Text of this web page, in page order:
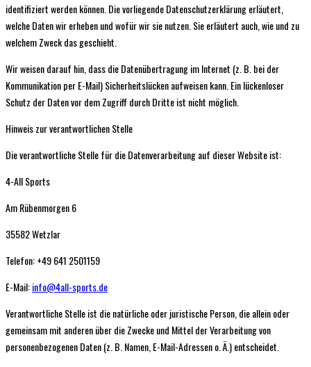
identifiziert werden können. Die vorliegende Datenschutzerklärung erläutert,
welche Daten wir erheben und wofür wir sie nutzen. Sie erläutert auch, wie und zu
welchem Zweck das geschieht.
Wir weisen darauf hin, dass die Datenübertragung im Internet (z. B. bei der
Kommunikation per E-Mail) Sicherheitslücken aufweisen kann. Ein lückenloser
Schutz der Daten vor dem Zugriff durch Dritte ist nicht möglich.
Hinweis zur verantwortlichen Stelle
Die verantwortliche Stelle für die Datenverarbeitung auf dieser Website ist:
4-All Sports
Am Rübenmorgen 6
35582 Wetzlar
Telefon: +49 641 2501159
E-Mail:info@4all-sports.de
Verantwortliche Stelle ist die natürliche oder juristische Person, die allein oder
gemeinsam mit anderen über die Zwecke und Mittel der Verarbeitung von
personenbezogenen Daten (z. B. Namen, E-Mail-Adressen o. Ä.) entscheidet.